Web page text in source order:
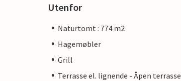
Utenfor
Naturtomt : 774 m2
Hagemøbler
Grill
Terrasse el. lignende - Åpen terrasse